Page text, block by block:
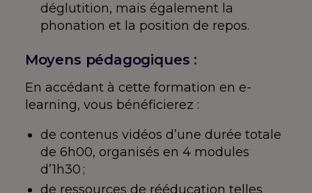
déglutition, mais également la
phonation et la position de repos.
Moyens pédagogiques :
En accédant à cette formation en e-
learning, vous bénéficierez :
de contenus vidéos d’une durée totale
de 6h00, organisés en 4 modules
d’1h30 ;
de ressources de rééducation telles